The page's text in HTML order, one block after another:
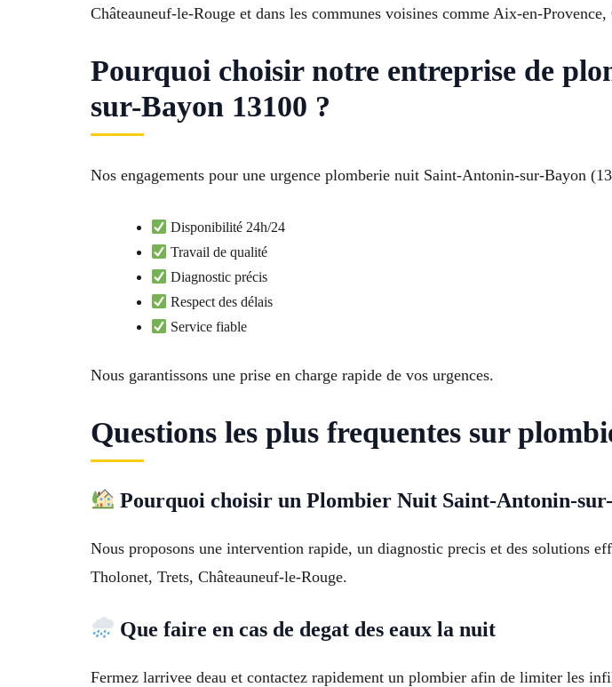
Châteauneuf-le-Rouge et dans les communes voisines comme Aix-en-
Pourquoi choisir notre entreprise de
sur-Bayon 13100 ?
Nos engagements pour une urgence plomberie nuit Saint-Antonin-sur-Bayon
Disponibilité 24h/24
Travail de qualité
Diagnostic précis
Respect des délais
Service fiable
Nous garantissons une prise en charge rapide de vos urgences.
Questions les plus frequentes sur
Pourquoi choisir un Plombier Nuit Saint-Antonin-
Nous proposons une intervention rapide, un diagnostic precis et des solutions
Tholonet, Trets, Châteauneuf-le-Rouge.
Que faire en cas de degat des eaux la nuit
Fermez larrivee deau et contactez rapidement un plombier afin de limiter les